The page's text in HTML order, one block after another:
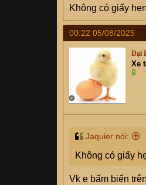
Không có giấy
00:22 05/08/2025
Đại
Xe
Jaquier nói:
Không có giấy
Vk e bấm biển